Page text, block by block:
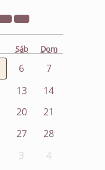
Sáb Dom
6
7
13
14
20
21
27
28
3 4